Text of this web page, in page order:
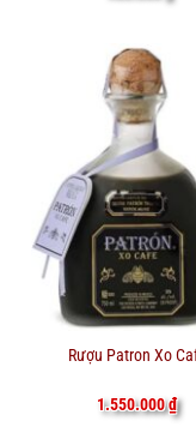
Rượu Patron Xo
1.550.000₫